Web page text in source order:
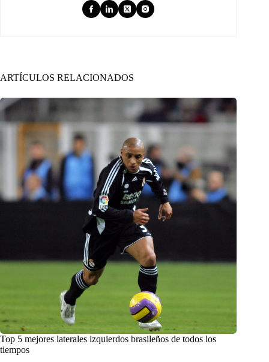
ARTÍCULOS RELACIONADOS
Top 5 mejores laterales izquierdos brasileños de todos los
tiempos